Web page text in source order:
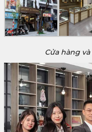
Cửa hàng